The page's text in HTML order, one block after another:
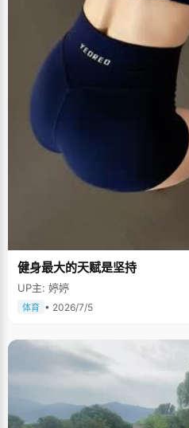
健身最大的天赋是坚持
UP主: 婷婷
体育 • 2026/7/5